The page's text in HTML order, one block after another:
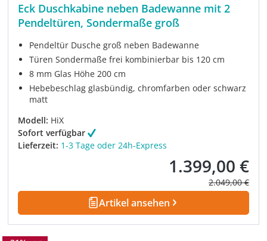
Eck Duschkabine neben Badewanne mit 2
Pendeltüren, Sondermaße groß
Pendeltür Dusche groß neben Badewanne
Türen Sondermaße frei kombinierbar bis 120 cm
8 mm Glas Höhe 200 cm
Hebebeschlag glasbündig, chromfarben oder schwarz
matt
Modell: HiX
Sofort verfügbar
Lieferzeit: 1-3 Tage oder 24h-Express
Verkaufspreis:
1.399,00 €
Regulärer
2.049,00 €
Artikel ansehen